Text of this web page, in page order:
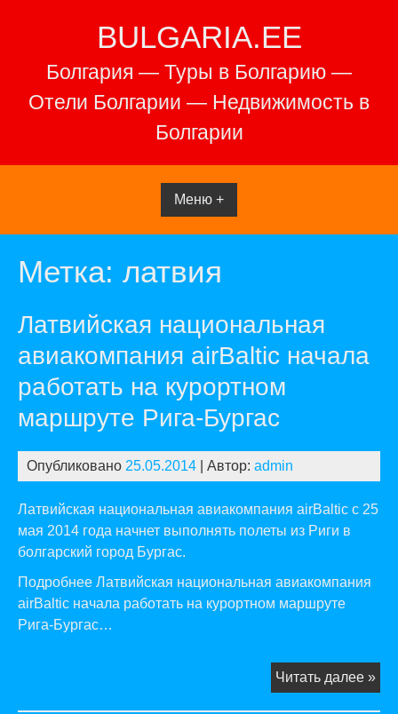
BULGARIA.EE
Болгария — Туры в Болгарию —
Отели Болгарии — Недвижимость в
Болгарии
Меню +
Метка: латвия
Латвийская национальная
авиакомпания airBaltic начала
работать на курортном
маршруте Рига-Бургас
Опубликовано 25.05.2014 | Автор: admin
Латвийская национальная авиакомпания airBaltic с 25
мая 2014 года начнет выполнять полеты из Риги в
болгарский город Бургас.
Подробнее Латвийская национальная авиакомпания
airBaltic начала работать на курортном маршруте
Рига-Бургас…
Читать далее »